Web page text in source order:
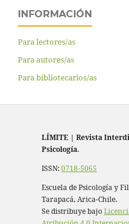
INFORMACIÓN
Para lectores/as
Para autores/as
Para bibliotecarios/as
LÍMITE | Revista
Psicología.
ISSN:0718-5065
Escuela de Psicología y
Tarapacá, Arica-Chile.
Se distribuye bajo